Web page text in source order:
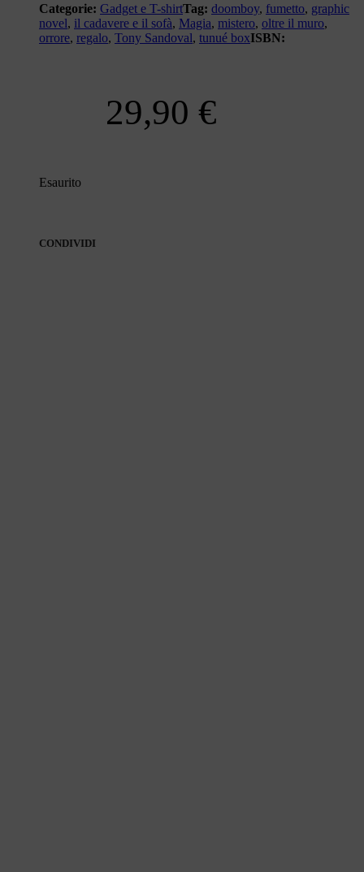
Categorie: Gadget e T-shirtTag: doomboy, fumetto, graphic
novel, il cadavere e il sofà, Magia, mistero, oltre il muro,
orrore, regalo, Tony Sandoval, tunué boxISBN:
29,90 €
Esaurito
CONDIVIDI